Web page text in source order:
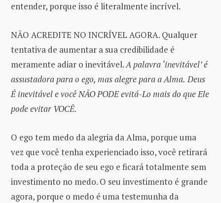
entender, porque isso é literalmente incrível.
NÃO ACREDITE NO INCRÍVEL AGORA. Qualquer
tentativa de aumentar a sua credibilidade é
meramente adiar o inevitável.A palavra ‘inevitável’ é
assustadora para o ego, mas alegre para a Alma. Deus
É inevitável e você NÃO PODE evitá-Lo mais do que Ele
pode evitar VOCÊ.
O ego tem medo da alegria da Alma, porque uma
vez que você tenha experienciado isso, você retirará
toda a proteção de seu ego e ficará totalmente sem
investimento no medo. O seu investimento é grande
agora, porque o medo é uma testemunha da